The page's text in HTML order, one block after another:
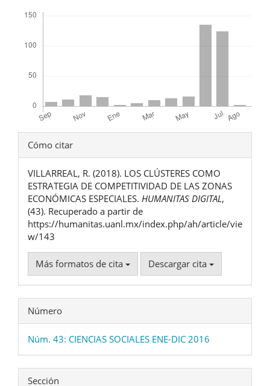
Detalles
del
artículo
Cómo citar
VILLARREAL, R. (2018). LOS CLÚSTERES COMO
ESTRATEGIA DE COMPETITIVIDAD DE LAS ZONAS
ECONÓMICAS ESPECIALES. HUMANITAS DIGITAL,
(43). Recuperado a partir de
https://humanitas.uanl.mx/index.php/ah/article/vie
w/143
Más formatos de cita Descargar cita
Número
Núm. 43: CIENCIAS SOCIALES ENE-DIC 2016
Sección